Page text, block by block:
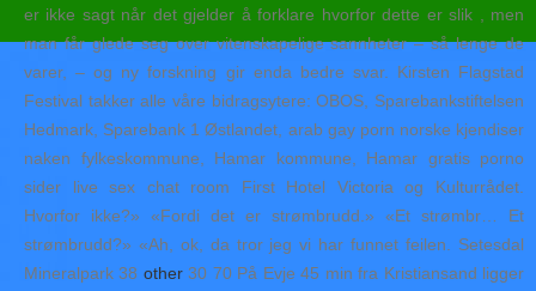
er ikke sagt når det gjelder å forklare hvorfor dette er slik , men
man får glede seg over vitenskapelige sannheter – så lenge de
varer, – og ny forskning gir enda bedre svar. Kirsten Flagstad
Festival takker alle våre bidragsytere: OBOS, Sparebankstiftelsen
Hedmark, Sparebank 1 Østlandet, arab gay porn norske kjendiser
naken fylkeskommune, Hamar kommune, Hamar gratis porno
sider live sex chat room First Hotel Victoria og Kulturrådet.
Hvorfor ikke?» «Fordi det er strømbrudd.» «Et strømbr… Et
strømbrudd?» «Ah, ok, da tror jeg vi har funnet feilen. Setesdal
Mineralpark 38 other30 70 På Evje 45 min fra Kristiansand ligger